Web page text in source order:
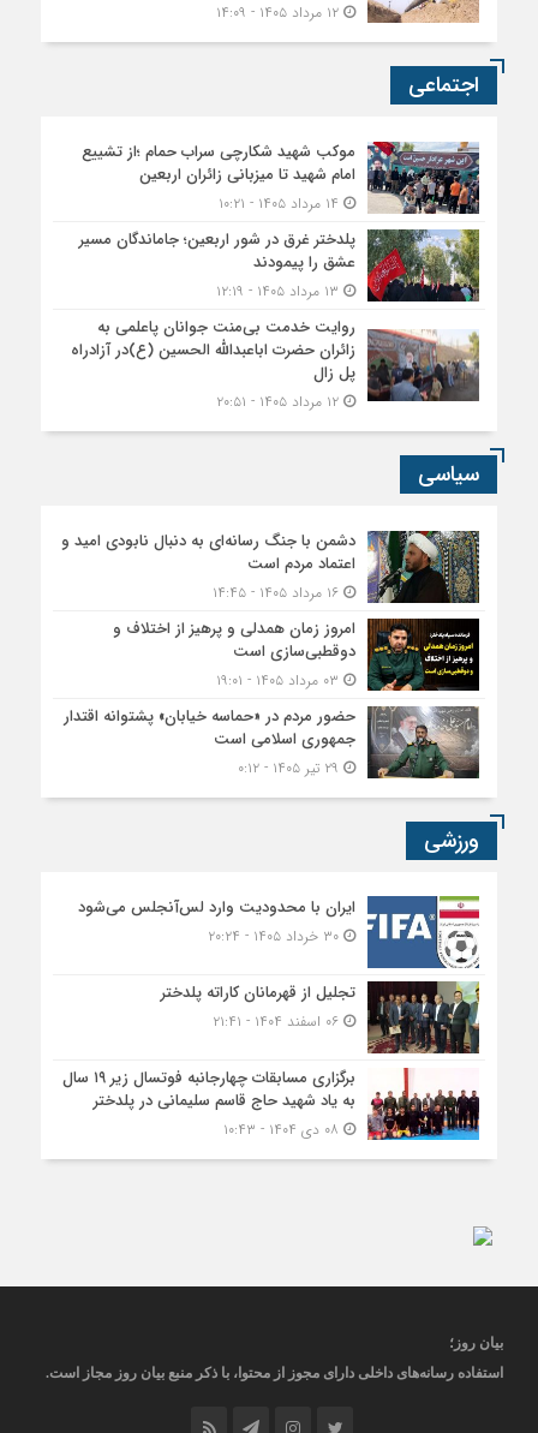
۱۲ مرداد ۱۴۰۵ - ۱۴:۰۹
اجتماعی
موکب شهید شکارچی سراب حمام ؛از تشییع
امام شهید تا میزبانی زائران اربعین
پلدختر غرق در شور اربعین؛ جاماندگان مسیر
عشق را پیمودند
روایت خدمت بی‌منت جوانان پاعلمی به
زائران حضرت اباعبدالله الحسین (ع)در آزادراه
پل زال
۱۲ مرداد ۱۴۰۵ - ۲۰:۵۱
سیاسی
دشمن با جنگ رسانه‌ای به دنبال نابودی امید و
اعتماد مردم است
۱۶ مرداد ۱۴۰۵ - ۱۴:۴۵
امروز زمان همدلی و پرهیز از اختلاف و
دوقطبی‌سازی است
حضور مردم در «حماسه خیابان» پشتوانه اقتدار
جمهوری اسلامی است
ورزشی
ایران با محدودیت وارد لس‌آنجلس می‌شود
۳۰ خرداد ۱۴۰۵ - ۲۰:۲۴
تجلیل از قهرمانان کاراته پلدختر
۰۶ اسفند ۱۴۰۴ - ۲۱:۴۱
برگزاری مسابقات چهارجانبه فوتسال زیر ۱۹ سال
به یاد شهید حاج قاسم سلیمانی در پلدختر
بیان روز ؛
استفاده رسانه‌های داخلی دارای مجوز از محتوا، با ذکر منبع بیان روز مجاز است.